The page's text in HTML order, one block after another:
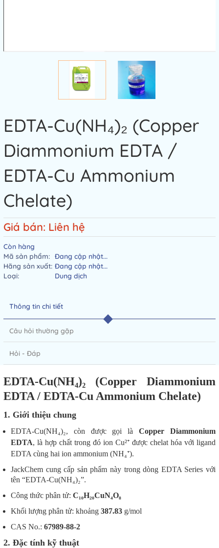
EDTA-Cu(NH₄)₂ (Copper
Diammonium EDTA /
EDTA-Cu Ammonium
Chelate)
Giá bán: Liên hệ
Còn hàng
Mã sản phẩm: Đang cập nhật...
Hãng sản xuất: Đang cập nhật...
Loại:
Dung dịch
Thông tin chi tiết
Câu hỏi thường gặp
Hỏi - Đáp
EDTA-Cu(NH₄)₂ (Copper Diammonium
EDTA / EDTA-Cu Ammonium Chelate)
1. Giới thiệu chung
EDTA-Cu(NH₄)₂, còn được gọi làCopper Diammonium
EDTA, là hợp chất trong đó ion Cu²⁺ được chelat hóa với ligand
EDTA cùng hai ion ammonium (NH₄⁺).
JackChem cung cấp sản phẩm này trong dòng EDTA Series với
tên “EDTA-Cu(NH₄)₂”.
Công thức phân tử: C₁₀H₂₀CuN₄O₈
Khối lượng phân tử: khoảng 387.83 g/mol
CAS No.: 67989-88-2
2. Đặc tính kỹ thuật